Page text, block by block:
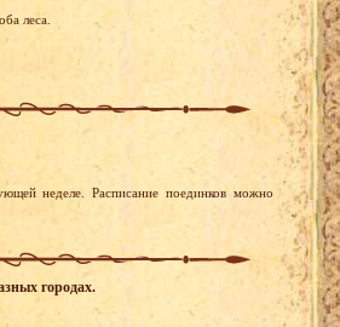
леса.
неделе. Расписание поединков можно
городах.